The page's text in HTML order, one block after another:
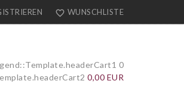
WUNSCHLISTE
0
0,00 EUR